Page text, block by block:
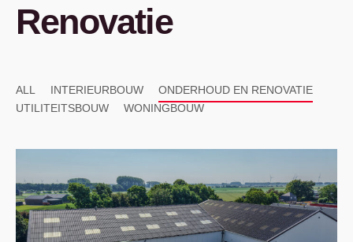
Renovatie
ALL INTERIEURBOUW
ONDERHOUD EN RENOVATIE
UTILITEITSBOUW
WONINGBOUW